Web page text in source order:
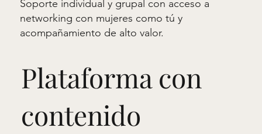
Soporte individual y grupal con acceso a
networking con mujeres como tú y
acompañamiento de alto valor.
Plataforma con
contenido